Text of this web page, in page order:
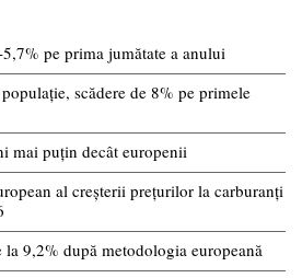
pe prima jumătate a anului
scădere de 8% pe primele
mai puțin decât europenii
al creșterii prețurilor la carburanți
9,2% după metodologia europeană